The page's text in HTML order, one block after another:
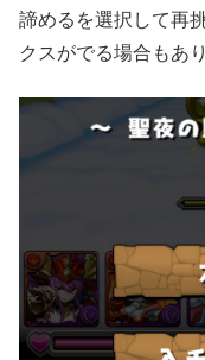
諦めるを選択して再
クスがでる場合もあ